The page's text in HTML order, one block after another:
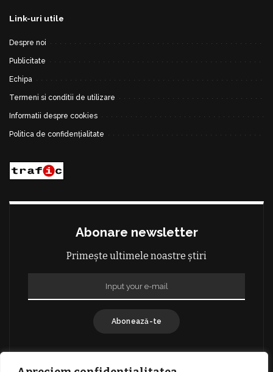
Link-uri utile
Despre noi
Publicitate
Echipa
Termeni si conditii de utilizare
Informatii despre cookies
Politica de confidențialitate
Abonare newsletter
Primește ultimele noastre știri
Abonează-te